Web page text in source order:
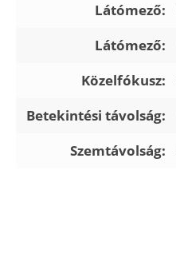
Látómező:
Látómező:
Közelfókusz:
Betekintési távolság:
Szemtávolság: